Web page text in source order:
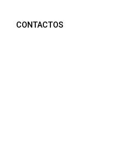
CONTACTOS